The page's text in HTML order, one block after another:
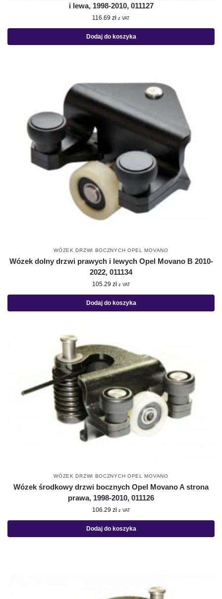
i lewa, 1998-2010, 011127
116.69 zł z VAT
Dodaj do koszyka
WÓZEK DRZWI BOCZNYCH OPEL MOVANO
Wózek dolny drzwi prawych i lewych Opel Movano B 2010-
2022, 011134
105.29 zł z VAT
Dodaj do koszyka
WÓZEK DRZWI BOCZNYCH OPEL MOVANO
Wózek środkowy drzwi bocznych Opel Movano A strona
prawa, 1998-2010, 011126
106.29 zł z VAT
Dodaj do koszyka